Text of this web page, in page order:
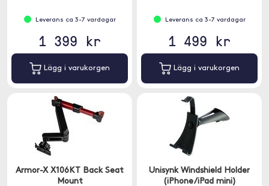
Leverans ca 3-7 vardagar
1 399 kr
Lägg i varukorgen
Leverans ca 3-7 vardagar
1 499 kr
Lägg i varukorgen
Armor-X X106KT Back Seat
Mount
Unisynk Windshield Holder
(iPhone/iPad mini)